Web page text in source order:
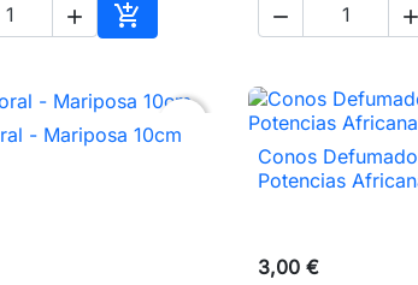
 
Añadir al carrito
 
favorite_border
Vista rápida
- Mariposa 10cm
 Vista
Conos
Potencias
3,00 €